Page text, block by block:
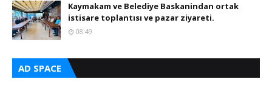
Kaymakam ve Belediye Baskanindan ortak
istisare toplantısı ve pazar ziyareti.
08:49
AD SPACE